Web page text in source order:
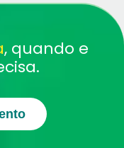
, quando e